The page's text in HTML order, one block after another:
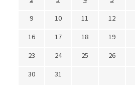
9
10 11 12
16
17 18 19
23
24 25 26
30
31